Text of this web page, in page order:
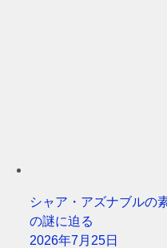
シャア・アズナブルの
の謎に迫る
2026年7月25日